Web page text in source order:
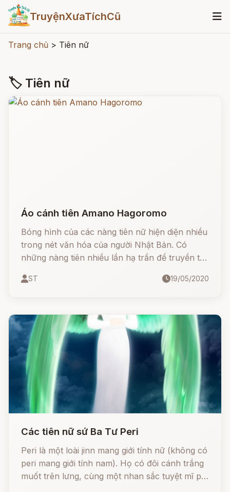
TruyệnXưaTíchCũ
Trang chủ > Tiên nữ
🏷 Tiên nữ
Áo cánh tiên Amano Hagoromo
Bóng hình của các nàng tiên nữ hiện diện nhiều
trong nét văn hóa của người Nhật Bản. Có
những nàng tiên nhiều lần hạ trần để truyền tải
cho linh hồn những người đã khuất về trời, về
ST 19/05/2020
Các tiên nữ sứ Ba Tư Peri
Peri là một loài jinn mang giới tính nữ (không có
peri mang giới tính nam). Họ có đôi cánh trắng
muốt trên lưng, cùng một nhan sắc tuyệt mĩ phi